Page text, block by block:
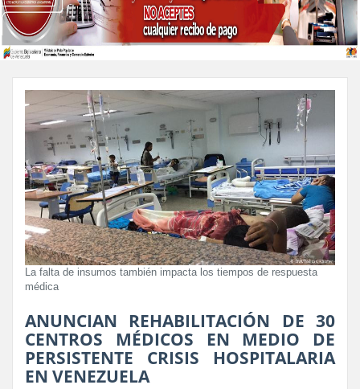
La falta de insumos también impacta los tiempos de respuesta
médica
ANUNCIAN REHABILITACIÓN DE 30
CENTROS MÉDICOS EN MEDIO DE
PERSISTENTE CRISIS HOSPITALARIA
EN VENEZUELA